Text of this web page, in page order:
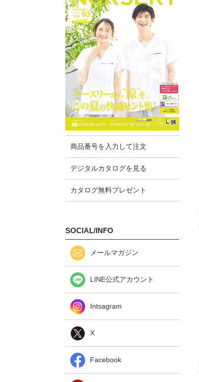
商品番号を入力して注文
デジタルカタログを見る
カタログ無料プレゼント
SOCIAL/INFO
メールマガジン
LINE公式アカウント
Intsagram
X
Facebook